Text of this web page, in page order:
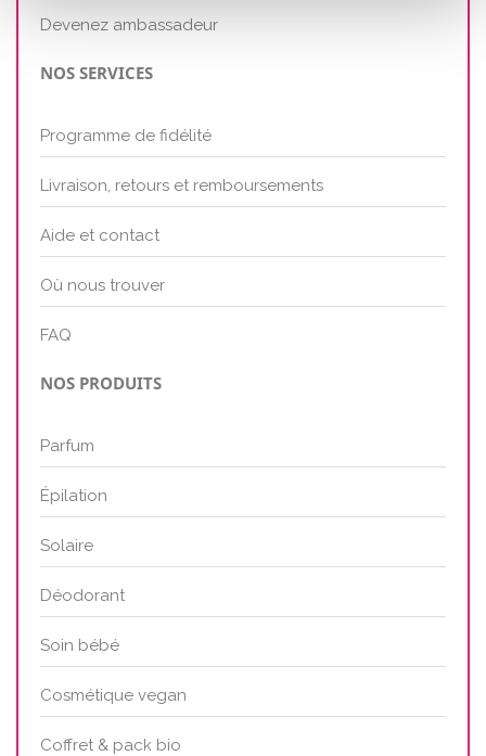
Devenez ambassadeur
NOS SERVICES
Programme de fidélité
Livraison, retours et remboursements
Aide et contact
Où nous trouver
FAQ
NOS PRODUITS
Parfum
Épilation
Solaire
Déodorant
Soin bébé
Cosmétique vegan
Coffret & pack bio